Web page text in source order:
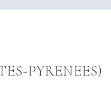
PYRENEES)